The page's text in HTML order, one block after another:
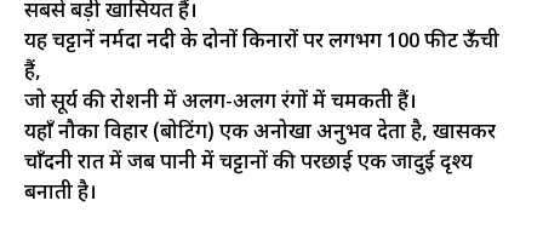
सबसे बड़ी खासियत हैं।
यह चट्टानें नर्मदा नदी के दोनों किनारों पर लगभग 100 फीट ऊँची
हैं,
जो सूर्य की रोशनी में अलग-अलग रंगों में चमकती हैं।
यहाँ नौका विहार (बोटिंग) एक अनोखा अनुभव देता है, खासकर
चाँदनी रात में जब पानी में चट्टानों की परछाई एक जादुई दृश्य
बनाती है।